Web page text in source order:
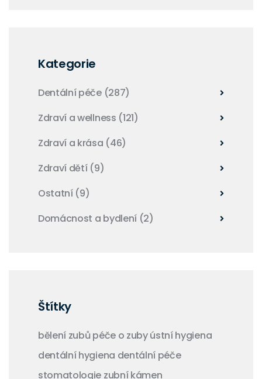
Kategorie
Dentální péče (287)
Zdraví a wellness (121)
Zdraví a krása (46)
Zdraví dětí (9)
Ostatní (9)
Domácnost a bydlení (2)
Štítky
bělení zubů péče o zubyústní hygiena
dentální hygiena dentální péče
stomatologie zubní kámen